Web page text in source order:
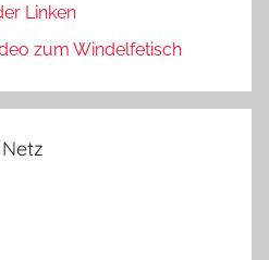
Linken
zum Windelfetisch